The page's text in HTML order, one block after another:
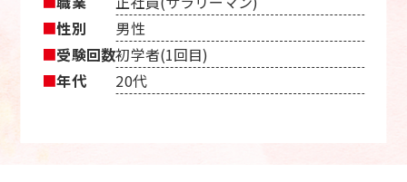
■性別
男性
■受験回数初学者(1回目)
■年代 20代